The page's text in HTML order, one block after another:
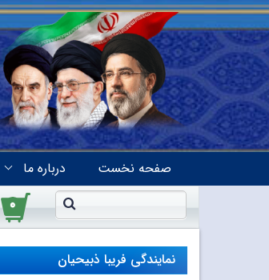
صفحه نخست درباره ما
۰
نمایندگی فریبا ذبیحیان